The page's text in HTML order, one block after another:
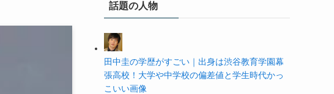
話題の人物
田中圭の学歴がすごい｜出身は渋谷教育学園幕
張高校！大学や中学校の偏差値と学生時代かっ
こいい画像